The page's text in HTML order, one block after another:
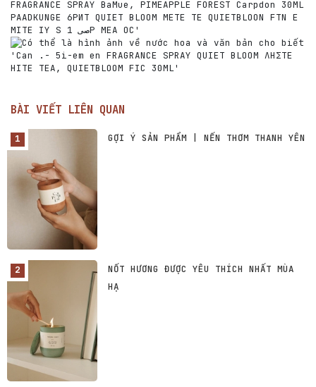
BÀI VIẾT LIÊN QUAN
GỢI Ý SẢN PHẨM | NẾN THƠM THANH YÊN
NỐT HƯƠNG ĐƯỢC YÊU THÍCH NHẤT MÙA
HẠ